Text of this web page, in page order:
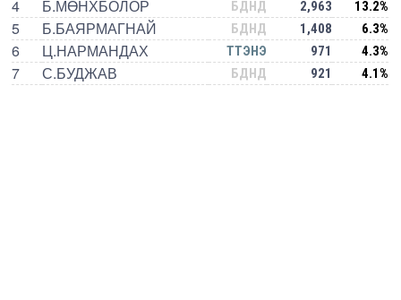
4 Б.МӨНХБОЛОР БДНД 2,963 13.2%
5 Б.БАЯРМАГНАЙ БДНД 1,408 6.3%
6 Ц.НАРМАНДАХ ТТЭНЭ 971 4.3%
7 С.БУДЖАВ БДНД 921 4.1%